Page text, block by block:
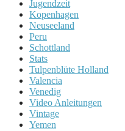
Jugendzeit
Kopenhagen
Neuseeland
Peru
Schottland
Stats
Tulpenblüte Holland
Valencia
Venedig
Video Anleitungen
Vintage
Yemen